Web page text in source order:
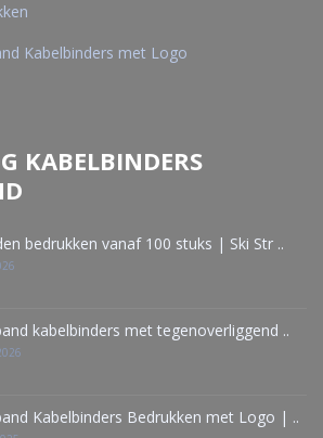
Kabelbinders met Logo
KABELBINDERS
bedrukken vanaf 100 stuks | Ski Str ..
kabelbinders met tegenoverliggend ..
Kabelbinders Bedrukken met Logo | ..